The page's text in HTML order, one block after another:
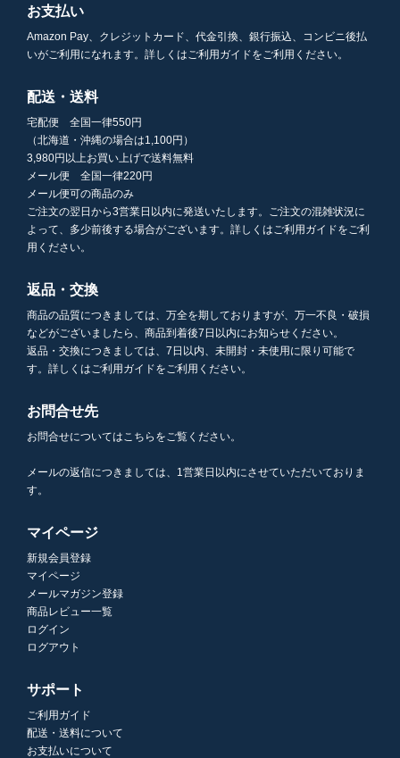
お支払い
Amazon Pay、クレジットカード、代金引換、銀行振込、コンビニ後払
いがご利用になれます。詳しくはご利用ガイドをご利用ください。
配送・送料
宅配便 全国一律550円
（北海道・沖縄の場合は1,100円）
3,980円以上お買い上げで送料無料
メール便 全国一律220円
メール便可の商品のみ
ご注文の翌日から3営業日以内に発送いたします。ご注文の混雑状況に
よって、多少前後する場合がございます。詳しくはご利用ガイドをご利
用ください。
返品・交換
商品の品質につきましては、万全を期しておりますが、万一不良・破損
などがございましたら、商品到着後7日以内にお知らせください。
返品・交換につきましては、7日以内、未開封・未使用に限り可能で
す。詳しくはご利用ガイドをご利用ください。
お問合せ先
お問合せについてはこちらをご覧ください。
メールの返信につきましては、1営業日以内にさせていただいておりま
す。
マイページ
新規会員登録
マイページ
メールマガジン登録
商品レビュー一覧
ログイン
ログアウト
サポート
ご利用ガイド
配送・送料について
お支払いについて